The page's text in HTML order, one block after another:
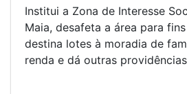
Institui a Zona de Interesse
Maia, desafeta a área para
destina lotes à moradia de
renda e dá outras